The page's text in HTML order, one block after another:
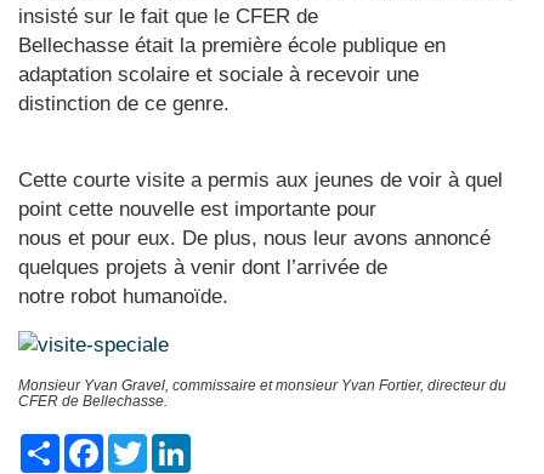
insisté sur le fait que le CFER de
Bellechasse était la première école publique en
adaptation scolaire et sociale à recevoir une
distinction de ce genre.
Cette courte visite a permis aux jeunes de voir à quel
point cette nouvelle est importante pour
nous et pour eux. De plus, nous leur avons annoncé
quelques projets à venir dont l’arrivée de
notre robot humanoïde.
Monsieur Yvan Gravel, commissaire et monsieur Yvan Fortier, directeur du
CFER de Bellechasse.
ShareFacebook
Twitter